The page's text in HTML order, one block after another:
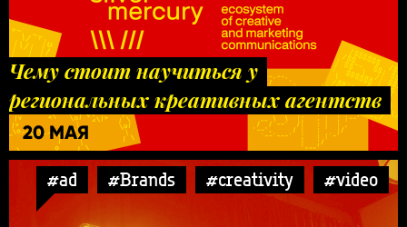
Чему стоит научиться у
региональных креативных агентств
20 МАЯ
#ad #Brands #creativity #video